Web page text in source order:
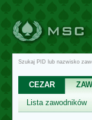
Szukaj PID lub nazwisko
CEZAR
Lista zawodników